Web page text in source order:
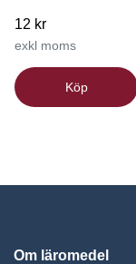
12 kr
exkl moms
Köp
Om läromedel